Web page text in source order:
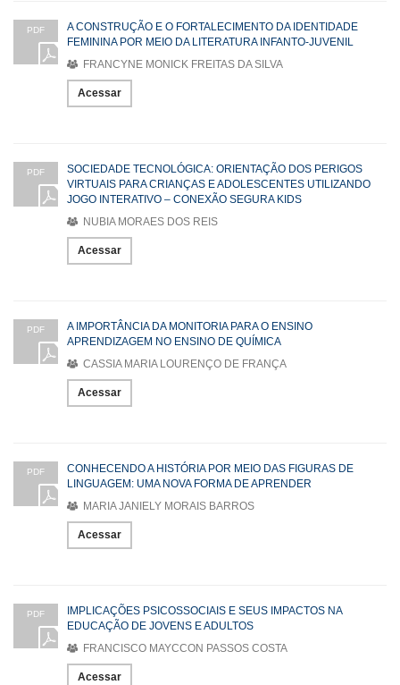
PDF
A CONSTRUÇÃO E O FORTALECIMENTO DA IDENTIDADE
FEMININA POR MEIO DA LITERATURA INFANTO-JUVENIL
FRANCYNE MONICK FREITAS DA SILVA
Acessar
PDF
SOCIEDADE TECNOLÓGICA: ORIENTAÇÃO DOS PERIGOS
VIRTUAIS PARA CRIANÇAS E ADOLESCENTES UTILIZANDO
JOGO INTERATIVO – CONEXÃO SEGURA KIDS
NUBIA MORAES DOS REIS
Acessar
PDF
A IMPORTÂNCIA DA MONITORIA PARA O ENSINO
APRENDIZAGEM NO ENSINO DE QUÍMICA
CASSIA MARIA LOURENÇO DE FRANÇA
Acessar
PDF
CONHECENDO A HISTÓRIA POR MEIO DAS FIGURAS DE
LINGUAGEM: UMA NOVA FORMA DE APRENDER
MARIA JANIELY MORAIS BARROS
Acessar
PDF
IMPLICAÇÕES PSICOSSOCIAIS E SEUS IMPACTOS NA
EDUCAÇÃO DE JOVENS E ADULTOS
FRANCISCO MAYCCON PASSOS COSTA
Acessar